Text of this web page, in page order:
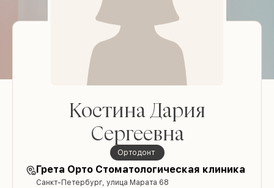
Костина Дария
Сергеевна
ортодонт
Грета Орто Стоматологическая клиника
Санкт-Петербург, улица Марата 68